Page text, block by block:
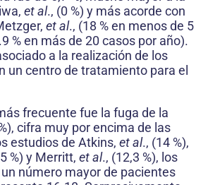
et al., (0 %) y más acorde con
et al., (18 % en menos de 5
% en más de 20 casos por año).
a la realización de los
un centro de tratamiento para el
frecuente fue la fuga de la
cifra muy por encima de las
estudios de Atkins, et al., (14 %),
%) y Merritt, et al., (12,3 %), los
número mayor de pacientes